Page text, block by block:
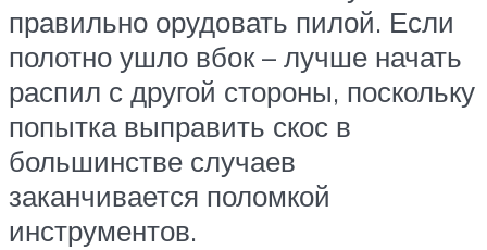
правильно орудовать пилой. Если
полотно ушло вбок – лучше начать
распил с другой стороны, поскольку
попытка выправить скос в
большинстве случаев
заканчивается поломкой
инструментов.